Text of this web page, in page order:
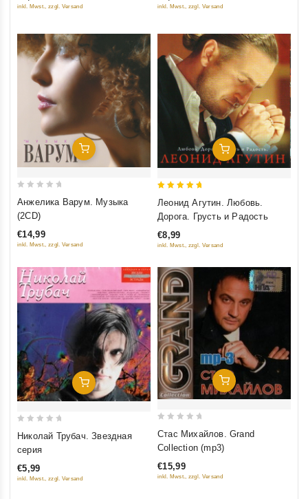
inkl. Mwst., zzgl. Versand inkl. Mwst., zzgl. Versand
Добавить В Корзину
5
Анжелика Варум. Музыка
(2CD)
€14,99
inkl. Mwst., zzgl. Versand
Добавить В Корзину
out of 5
Леонид Агутин. Любовь.
Дорога. Грусть и Радость
€8,99
inkl. Mwst., zzgl. Versand
Добавить В Корзину
5
Николай Трубач. Звездная
серия
€5,99
inkl. Mwst., zzgl. Versand
Добавить В Корзину
5
Стас Михайлов. Grand
Collection (mp3)
€15,99
inkl. Mwst., zzgl. Versand